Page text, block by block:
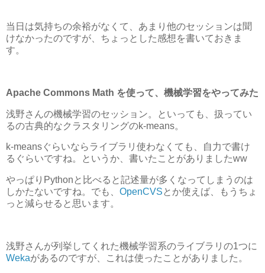
当日は気持ちの余裕がなくて、あまり他のセッションは聞
けなかったのですが、ちょっとした感想を書いておきま
す。
Apache Commons Math を使って、機械学習をやってみた
浅野さんの機械学習のセッション。といっても、扱ってい
るの古典的なクラスタリングのk-means。
k-meansぐらいならライブラリ使わなくても、自力で書け
るぐらいですね。というか、書いたことがありましたww
やっぱりPythonと比べると記述量が多くなってしまうのは
しかたないですね。でも、 OpenCVS とか使えば、もうちょ
っと減らせると思います。
浅野さんが列挙してくれた機械学習系のライブラリの1つに
Wekaがあるのですが、これは使ったことがありました。